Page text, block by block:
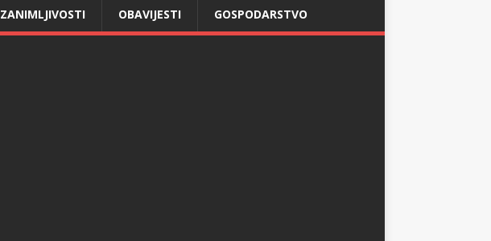
ZANIMLJIVOSTI OBAVIJESTI GOSPODARSTVO